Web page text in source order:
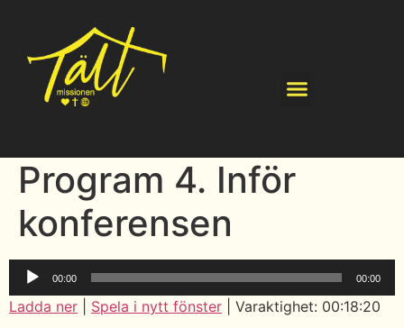
Program 4. Inför
konferensen
Ljudspelare
00:00 00:00
Ladda ner Spela i nytt fönster
Varaktighet: 00:18:20